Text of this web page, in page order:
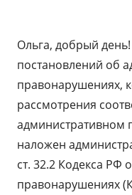
Ольга, добрый
постановлений об
правонарушениях,
рассмотрения
административном
наложен
ст. 32.2 Кодекса РФ
правонарушениях